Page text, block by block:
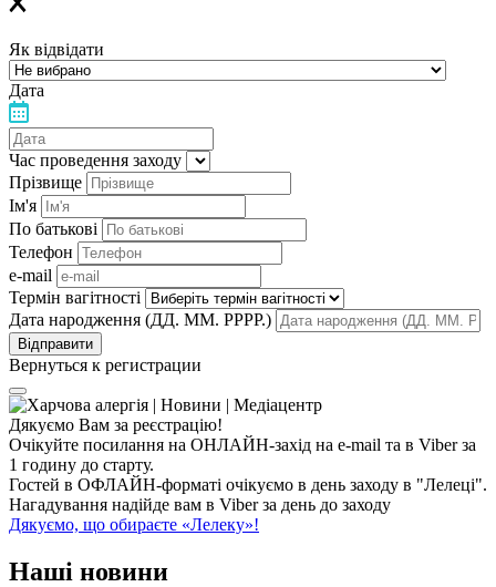
Як відвідати
Дата
Час проведення заходу
Прізвище
Ім'я
По батькові
Телефон
e-mail
Термін вагітності
Дата народження (ДД. ММ. РРРР.)
Вернуться к регистрации
Дякуємо Вам за реєстрацію!
Очікуйте посилання на ОНЛАЙН-захід на e-mail та в Viber за
1 годину до старту.
Гостей в ОФЛАЙН-форматі очікуємо в день заходу в "Лелеці".
Нагадування надійде вам в Viber за день до заходу
Дякуємо, що обираєте «Лелеку»!
Наші новини